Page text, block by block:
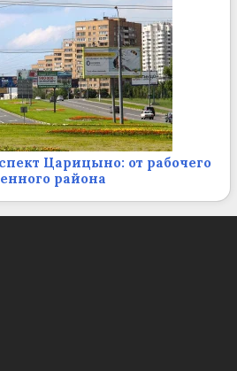
Царицыно: от рабочего
района